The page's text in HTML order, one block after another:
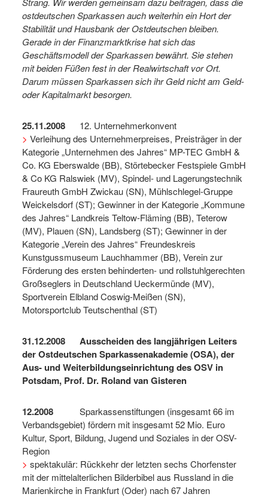
ostdeutschen Sparkassen auch weiterhin ein Hort der
Stabilität undHausbank der Ostdeutschen bleiben.
Gerade in der Finanzmarktkrisehat sich das
Geschäftsmodell der Sparkassen bewährt. Sie stehen
mitbeiden Füßen fest in der Realwirtschaft vor Ort.
Darum müssenSparkassen sich ihr Geld nicht am Geld-
oder Kapitalmarkt besorgen.
25.11.2008
12. Unternehmerkonvent
> Verleihung des Unternehmerpreises, Preisträger in der
Kategorie „Unternehmen des Jahres“ MP-TEC GmbH &
Co. KG Eberswalde (BB), Störtebecker Festspiele GmbH
& Co KG Ralswiek (MV), Spindel- und Lagerungstechnik
Fraureuth GmbH Zwickau (SN), Mühlschlegel-Gruppe
Weickelsdorf (ST); Gewinner in der Kategorie „Kommune
des Jahres“ Landkreis Teltow-Fläming (BB), Teterow
(MV), Plauen (SN), Landsberg (ST); Gewinner in der
Kategorie „Verein des Jahres“ Freundeskreis
Kunstgussmuseum Lauchhammer (BB), Verein zur
Förderung des ersten behinderten- und rollstuhlgerechten
Großseglers in Deutschland Ueckermünde (MV),
Sportverein Elbland Coswig-Meißen (SN),
Motorsportclub Teutschenthal (ST)
31.12.2008
Ausscheiden des langjährigen Leiters
der Ostdeutschen Sparkassenakademie (OSA), der
Aus- und Weiterbildungseinrichtung des OSV in
Potsdam, Prof. Dr. Roland van Gisteren
12.2008
Sparkassenstiftungen (insgesamt 66 im
Verbandsgebiet) fördern mit insgesamt 52 Mio. Euro
Kultur, Sport, Bildung, Jugend und Soziales in der OSV-
Region
> spektakulär: Rückkehr der letzten sechs Chorfenster
mit der mittelalterlichen Bilderbibel aus Russland in die
Marienkirche in Frankfurt (Oder) nach 67 Jahren